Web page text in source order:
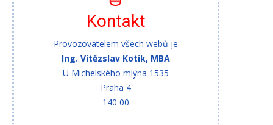
Kontakt
Provozovatelem všech webů je
Ing. Vítězslav Kotík, MBA
U Michelského mlýna 1535
Praha 4
140 00